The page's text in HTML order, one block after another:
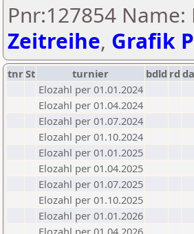
Pnr:127854
Zeitreihe, Grafik
tnrSt turnier bdld rd
Elozahl per 01.01.2024
Elozahl per 01.04.2024
Elozahl per 01.07.2024
Elozahl per 01.10.2024
Elozahl per 01.01.2025
Elozahl per 01.04.2025
Elozahl per 01.07.2025
Elozahl per 01.10.2025
Elozahl per 01.01.2026
Elozahl per 01.04.2026